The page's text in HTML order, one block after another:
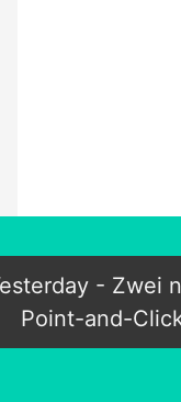
- Zwei
Point-and-